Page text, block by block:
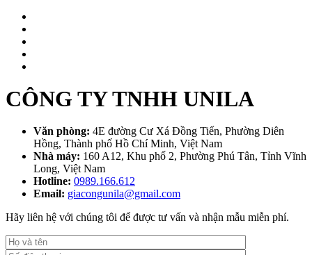
CÔNG TY TNHH UNILA
Văn phòng: 4E đường Cư Xá Đồng Tiến, Phường Diên
Hồng, Thành phố Hồ Chí Minh, Việt Nam
Nhà máy: 160 A12, Khu phố 2, Phường Phú Tân, Tỉnh Vĩnh
Long, Việt Nam
Hotline: 0989.166.612
Email: giacongunila@gmail.com
Hãy liên hệ với chúng tôi để được tư vấn và nhận mẫu miễn phí.